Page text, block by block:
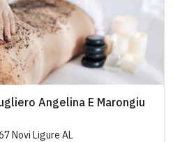
Angelina E Marongiu
Novi Ligure AL